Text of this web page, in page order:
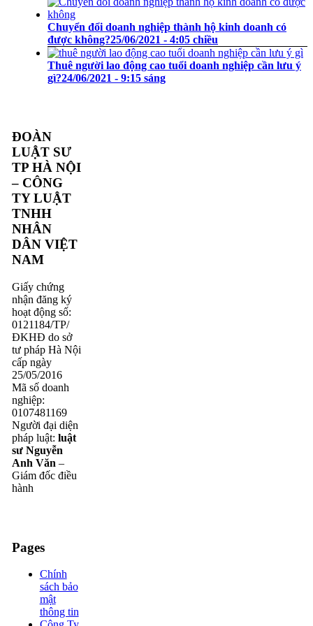
Chuyển đổi doanh nghiệp thành hộ kinh doanh có
được không?25/06/2021 - 4:05 chiều
Thuê người lao động cao tuổi doanh nghiệp cần lưu ý
gì?24/06/2021 - 9:15 sáng
ĐOÀN
LUẬT SƯ
TP HÀ NỘI
– CÔNG
TY LUẬT
TNHH
NHÂN
DÂN VIỆT
NAM
Giấy chứng
nhận đăng ký
hoạt động số:
0121184/TP/
ĐKHĐ do sở
tư pháp Hà Nội
cấp ngày
25/05/2016
Mã số doanh
nghiệp:
0107481169
Người đại diện
pháp luật: luật
sư Nguyễn
Anh Văn –
Giám đốc điều
hành
Pages
Chính
sách bảo
mật
thông tin